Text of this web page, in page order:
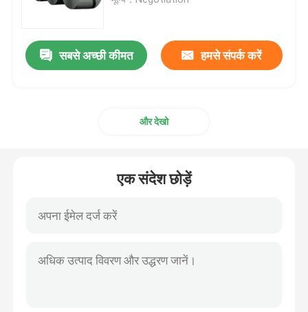
मिश्र धातु इस्पात का तार
जस्ती इस्पात का तार
सबसे अच्छी कीमत हमसे संपर्क करें
और देखो
एक संदेश छोड़ें